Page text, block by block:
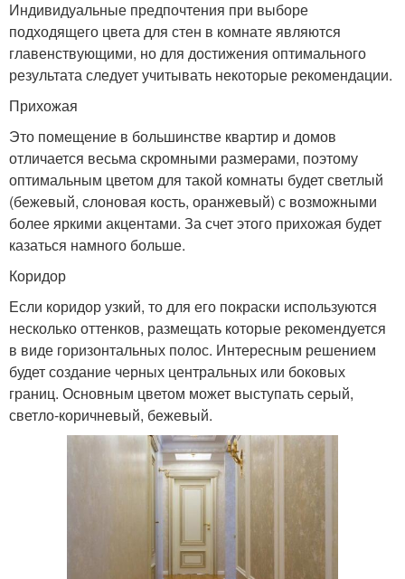
Индивидуальные предпочтения при выборе
подходящего цвета для стен в комнате являются
главенствующими, но для достижения оптимального
результата следует учитывать некоторые рекомендации.
Прихожая
Это помещение в большинстве квартир и домов
отличается весьма скромными размерами, поэтому
оптимальным цветом для такой комнаты будет светлый
(бежевый, слоновая кость, оранжевый) с возможными
более яркими акцентами. За счет этого прихожая будет
казаться намного больше.
Коридор
Если коридор узкий, то для его покраски используются
несколько оттенков, размещать которые рекомендуется
в виде горизонтальных полос. Интересным решением
будет создание черных центральных или боковых
границ. Основным цветом может выступать серый,
светло-коричневый, бежевый.